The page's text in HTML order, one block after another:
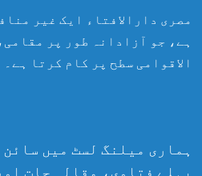
مصری دارالافتاء ایک غیر
ہے، جو آزادانہ طور پر
الاقوامی سطح پر کام کرتا ہے۔
ہماری میلنگ لسٹ میں
پہلے فتاوی، مقالہ جات